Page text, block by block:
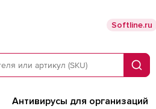
Softline.ru
Поиск
Антивирусы для организаций